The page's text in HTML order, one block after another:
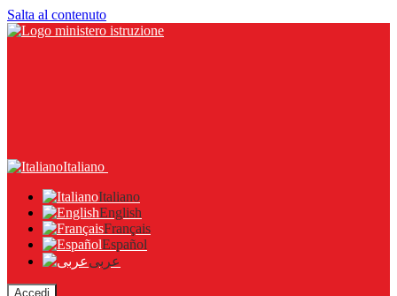
Salta al contenuto
Italiano
Italiano
English
Français
Español
عربى
Accedi